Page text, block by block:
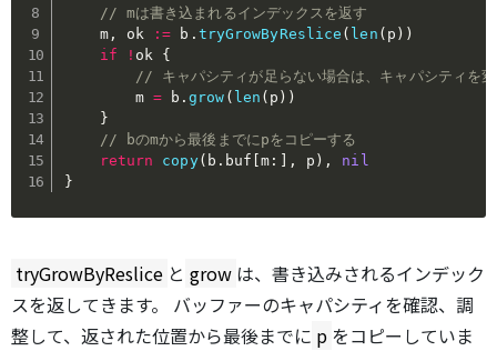
// mは書き込まれるインデックスを返す
	m
, ok := b . tryGrowByReslice ( len ( p ) )
if
! ok {
// キャパシティが足らない場合は、キャパシティを
		m
= b .grow ( len ( p ) )
}
// bのmから最後までにpをコピーする
return
copy( b . buf [m : , p ) ,
nil
}
tryGrowByReslice と grow は、書き込みされるインデック
スを返してきます。 バッファーのキャパシティを確認、調
整して、返された位置から最後までに p をコピーしていま